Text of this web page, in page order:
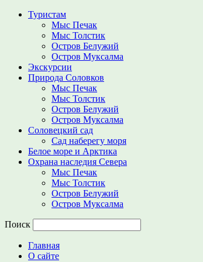
Туристам
Мыс Печак
Мыс Толстик
Остров Белужий
Остров Муксалма
Экскурсии
Природа Соловков
Мыс Печак
Мыс Толстик
Остров Белужий
Остров Муксалма
Соловецкий сад
Сад наберегу моря
Белое море и Арктика
Охрана наследия Севера
Мыс Печак
Мыс Толстик
Остров Белужий
Остров Муксалма
Поиск
Главная
О сайте